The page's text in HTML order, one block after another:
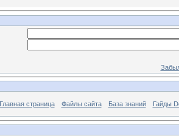
Главная страница Файлы сайта База знаний Гайды